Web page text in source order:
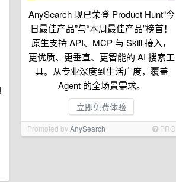
AnySearch 现已荣登 Product Hunt“今
日最佳产品”与“本周最佳产品”榜首！
原生支持 API、MCP 与 Skill 接入，
更优质、更垂直、更智能的 AI 搜索工
具。从专业深度到生活广度，覆盖
Agent 的全场景需求。
立即免费体验
Promoted byAnySearch PRO